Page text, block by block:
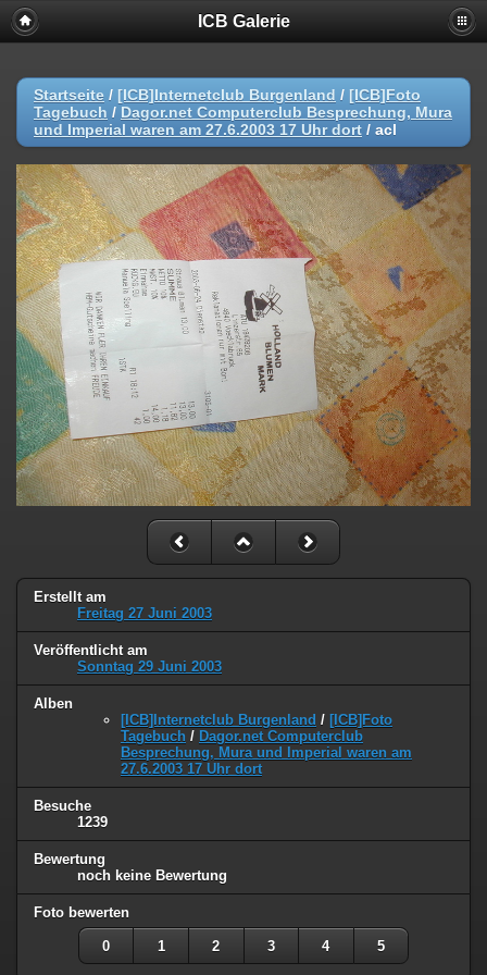
ICB Galerie
Startseite / [ICB]Internetclub Burgenland / [ICB]Foto
Tagebuch / Dagor.net Computerclub Besprechung, Mura
und Imperial waren am 27.6.2003 17 Uhr dort / acl
Erstellt am
Freitag 27 Juni 2003
Veröffentlicht am
Sonntag 29 Juni 2003
Alben
[ICB]Internetclub Burgenland / [ICB]Foto
Tagebuch / Dagor.net Computerclub
Besprechung, Mura und Imperial waren am
27.6.2003 17 Uhr dort
Besuche
1239
Bewertung
noch keine Bewertung
Foto bewerten
0 1 2 3 4 5